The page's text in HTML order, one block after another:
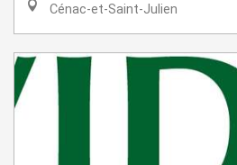
Cénac-et-Saint-Julien